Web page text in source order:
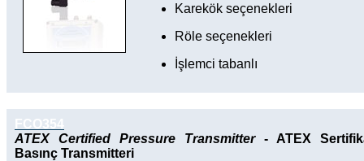
Karekök seçenekleri
Röle seçenekleri
İşlemci tabanlı
FCO354
ATEX Certified Pressure Transmitter- ATEX
Basınç Transmitteri